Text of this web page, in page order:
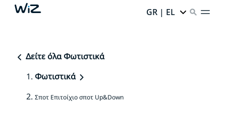
GR | EL
Δείτε όλα Φωτιστικά
Φωτιστικά
Σποτ Επιτοίχιο σποτ Up&Down